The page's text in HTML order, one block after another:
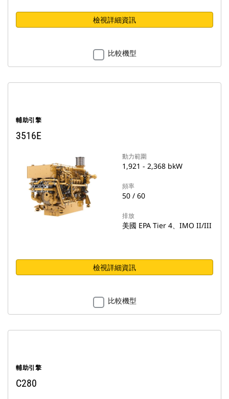
檢視詳細資訊
比較機型
輔助引擎
3516E
動力範圍
1,921 - 2,368 bkW
頻率
50 / 60
排放
美國 EPA Tier 4、IMO II/III
檢視詳細資訊
比較機型
輔助引擎
C280